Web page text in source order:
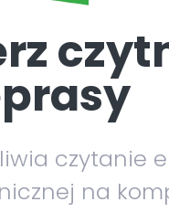
czytanie
na